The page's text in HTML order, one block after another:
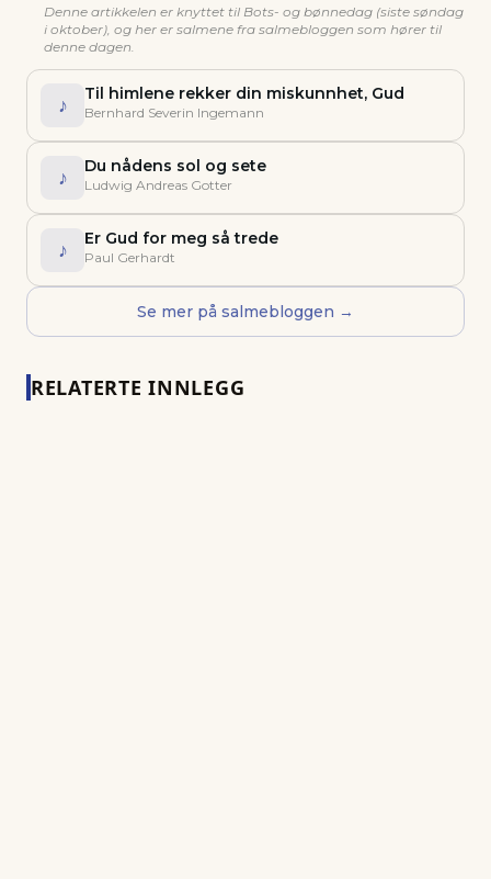
Denne artikkelen er knyttet til Bots- og bønnedag (siste søndag
i oktober) , og her er salmene fra salmebloggen som hører til
denne dagen.
♪ Til himlene rekker din miskunnhet, Gud
Bernhard Severin Ingemann
♪ Du nådens sol og sete
Ludwig Andreas Gotter
♪ Er Gud for meg så trede
Paul Gerhardt
Se mer på salmebloggen →
RELATERTE INNLEGG